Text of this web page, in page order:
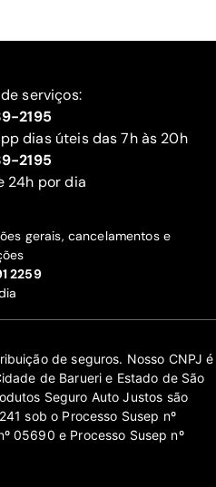
serviços:
2195
dias úteis das 7h às 20h
2195
24h por dia
gerais, cancelamentos e
2259
de seguros. Nosso CNPJ é
de Barueri e Estado de São
Seguro Auto Justos são
sob o Processo Susep nº
05690 e Processo Susep nº